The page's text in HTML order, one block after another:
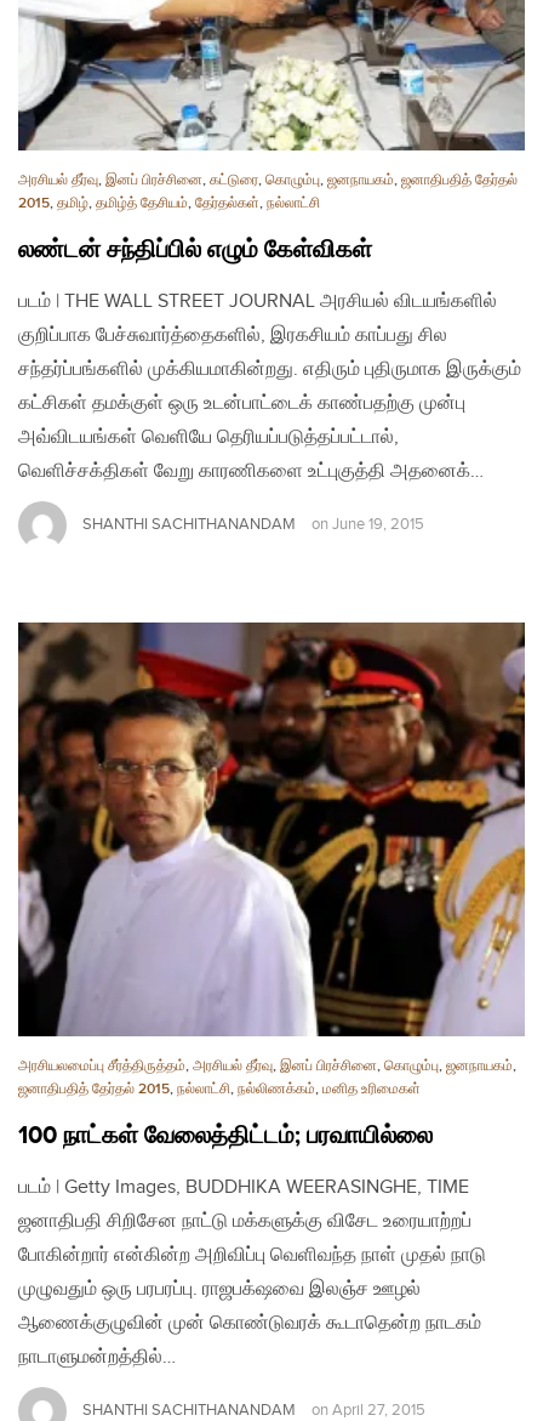
அரசியல் தீர்வு, இனப் பிரச்சினை, கட்டுரை, கொழும்பு, ஜனநாயகம், ஜனாதிபதித் தேர்தல்
2015, தமிழ், தமிழ்த் தேசியம், தேர்தல்கள், நல்லாட்சி
லண்டன் சந்திப்பில் எழும் கேள்விகள்
படம் | THE WALL STREET JOURNAL அரசியல் விடயங்களில்
குறிப்பாக பேச்சுவார்த்தைகளில், இரகசியம் காப்பது சில
சந்தர்ப்பங்களில் முக்கியமாகின்றது. எதிரும் புதிருமாக இருக்கும்
கட்சிகள் தமக்குள் ஒரு உடன்பாட்டைக் காண்பதற்கு முன்பு
அவ்விடயங்கள் வெளியே தெரியப்படுத்தப்பட்டால்,
வெளிச்சக்திகள் வேறு காரணிகளை உட்புகுத்தி அதனைக்…
SHANTHI SACHITHANANDAM on June 19, 2015
அரசியலமைப்பு சீர்த்திருத்தம், அரசியல் தீர்வு, இனப் பிரச்சினை, கொழும்பு, ஜனநாயகம்,
ஜனாதிபதித் தேர்தல் 2015, நல்லாட்சி, நல்லிணக்கம், மனித உரிமைகள்
100 நாட்கள் வேலைத்திட்டம்; பரவாயில்லை
படம் | Getty Images, BUDDHIKA WEERASINGHE, TIME
ஜனாதிபதி சிறிசேன நாட்டு மக்களுக்கு விசேட உரையாற்றப்
போகின்றார் என்கின்ற அறிவிப்பு வெளிவந்த நாள் முதல் நாடு
முழுவதும் ஒரு பரபரப்பு. ராஜபக்‌ஷவை இலஞ்ச ஊழல்
ஆணைக்குழுவின் முன் கொண்டுவரக் கூடாதென்ற நாடகம்
நாடாளுமன்றத்தில்…
SHANTHI SACHITHANANDAM on April 27, 2015